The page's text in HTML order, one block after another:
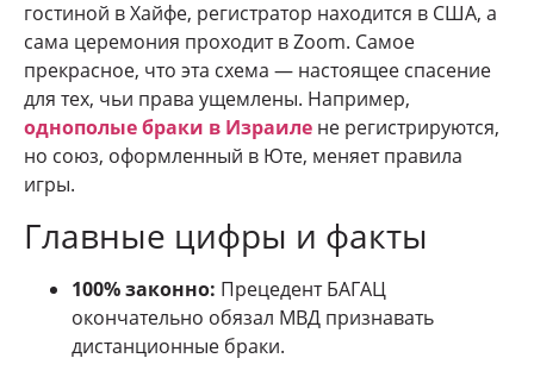
гостиной в Хайфе, регистратор находится в США, а
сама церемония проходит в Zoom. Самое
прекрасное, что эта схема — настоящее спасение
для тех, чьи права ущемлены. Например,
однополые браки в Израиле не регистрируются,
но союз, оформленный в Юте, меняет правила
игры.
Главные цифры и факты
100% законно: Прецедент БАГАЦ
окончательно обязал МВД признавать
дистанционные браки.